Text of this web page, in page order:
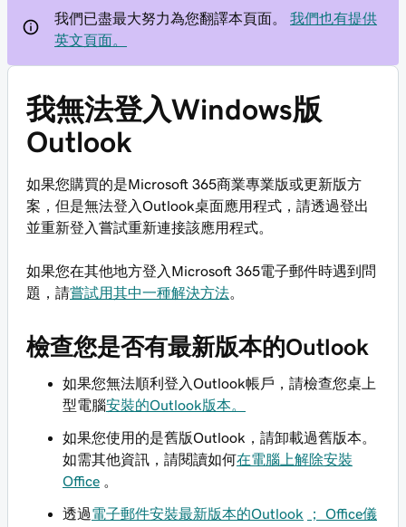
我們已盡最大努力為您翻譯本頁面。
我們也有提供
英文頁面。
我無法登入Windows版
Outlook
如果您購買的是Microsoft 365商業專業版或更新版方
案，但是無法登入Outlook桌面應用程式，請透過登出
並重新登入嘗試重新連接該應用程式。
如果您在其他地方登入Microsoft 365電子郵件時遇到問
題，請嘗試用其中一種解決方法
檢查您是否有最新版本的Outlook
如果您無法順利登入Outlook帳戶，請檢查您桌上
型電腦安裝的Outlook版本。
如果您使用的是舊版Outlook，請卸載過舊版本。
如需其他資訊，請閱讀如何在電腦上解除安裝
Office
透過電子郵件安裝最新版本的Outlook
； Office儀